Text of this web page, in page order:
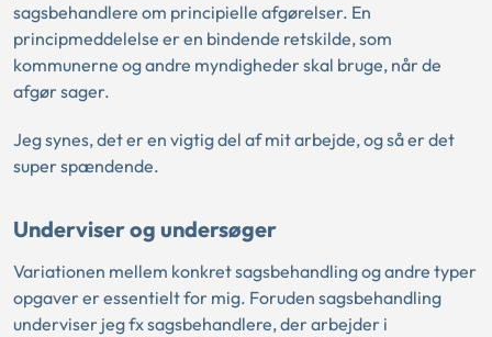
sagsbehandlere om principielle afgørelser. En
principmeddelelse er en bindende retskilde, som
kommunerne og andre myndigheder skal bruge, når de
afgør sager.
Jeg synes, det er en vigtig del af mit arbejde, og så er det
super spændende.
Underviser og undersøger
Variationen mellem konkret sagsbehandling og andre typer
opgaver er essentielt for mig. Foruden sagsbehandling
underviser jeg fx sagsbehandlere, der arbejder i